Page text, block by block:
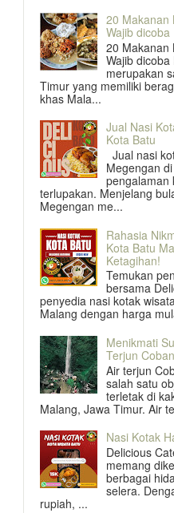
20 Makanan
Wajib dicoba
20 Makanan
Wajib
merupakan
Timur yang memiliki
khas Mala...
Jual Nasi
Kota Batu
Jual nasi
Megengan
pengalaman
terlupakan. Menjelang
Megengan me...
Rahasia
Kota Batu
Ketagihan!
Temukan
bersama
penyedia nasi kotak
Malang dengan harga
Menikmati
Terjun
Air terjun
salah satu
terletak di
Malang, Jawa Timur. Air
Nasi Kotak
Delicious
memang
berbagai
selera.
rupiah, ...